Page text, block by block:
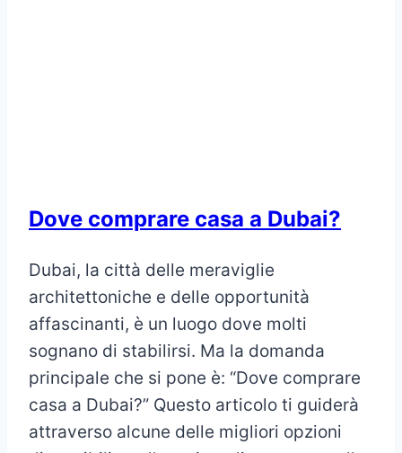
Dove comprare casa a Dubai?
Dubai, la città delle meraviglie
architettoniche e delle opportunità
affascinanti, è un luogo dove molti
sognano di stabilirsi. Ma la domanda
principale che si pone è: “Dove comprare
casa a Dubai?” Questo articolo ti guiderà
attraverso alcune delle migliori opzioni